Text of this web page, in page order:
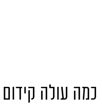
כמה עולה קידום